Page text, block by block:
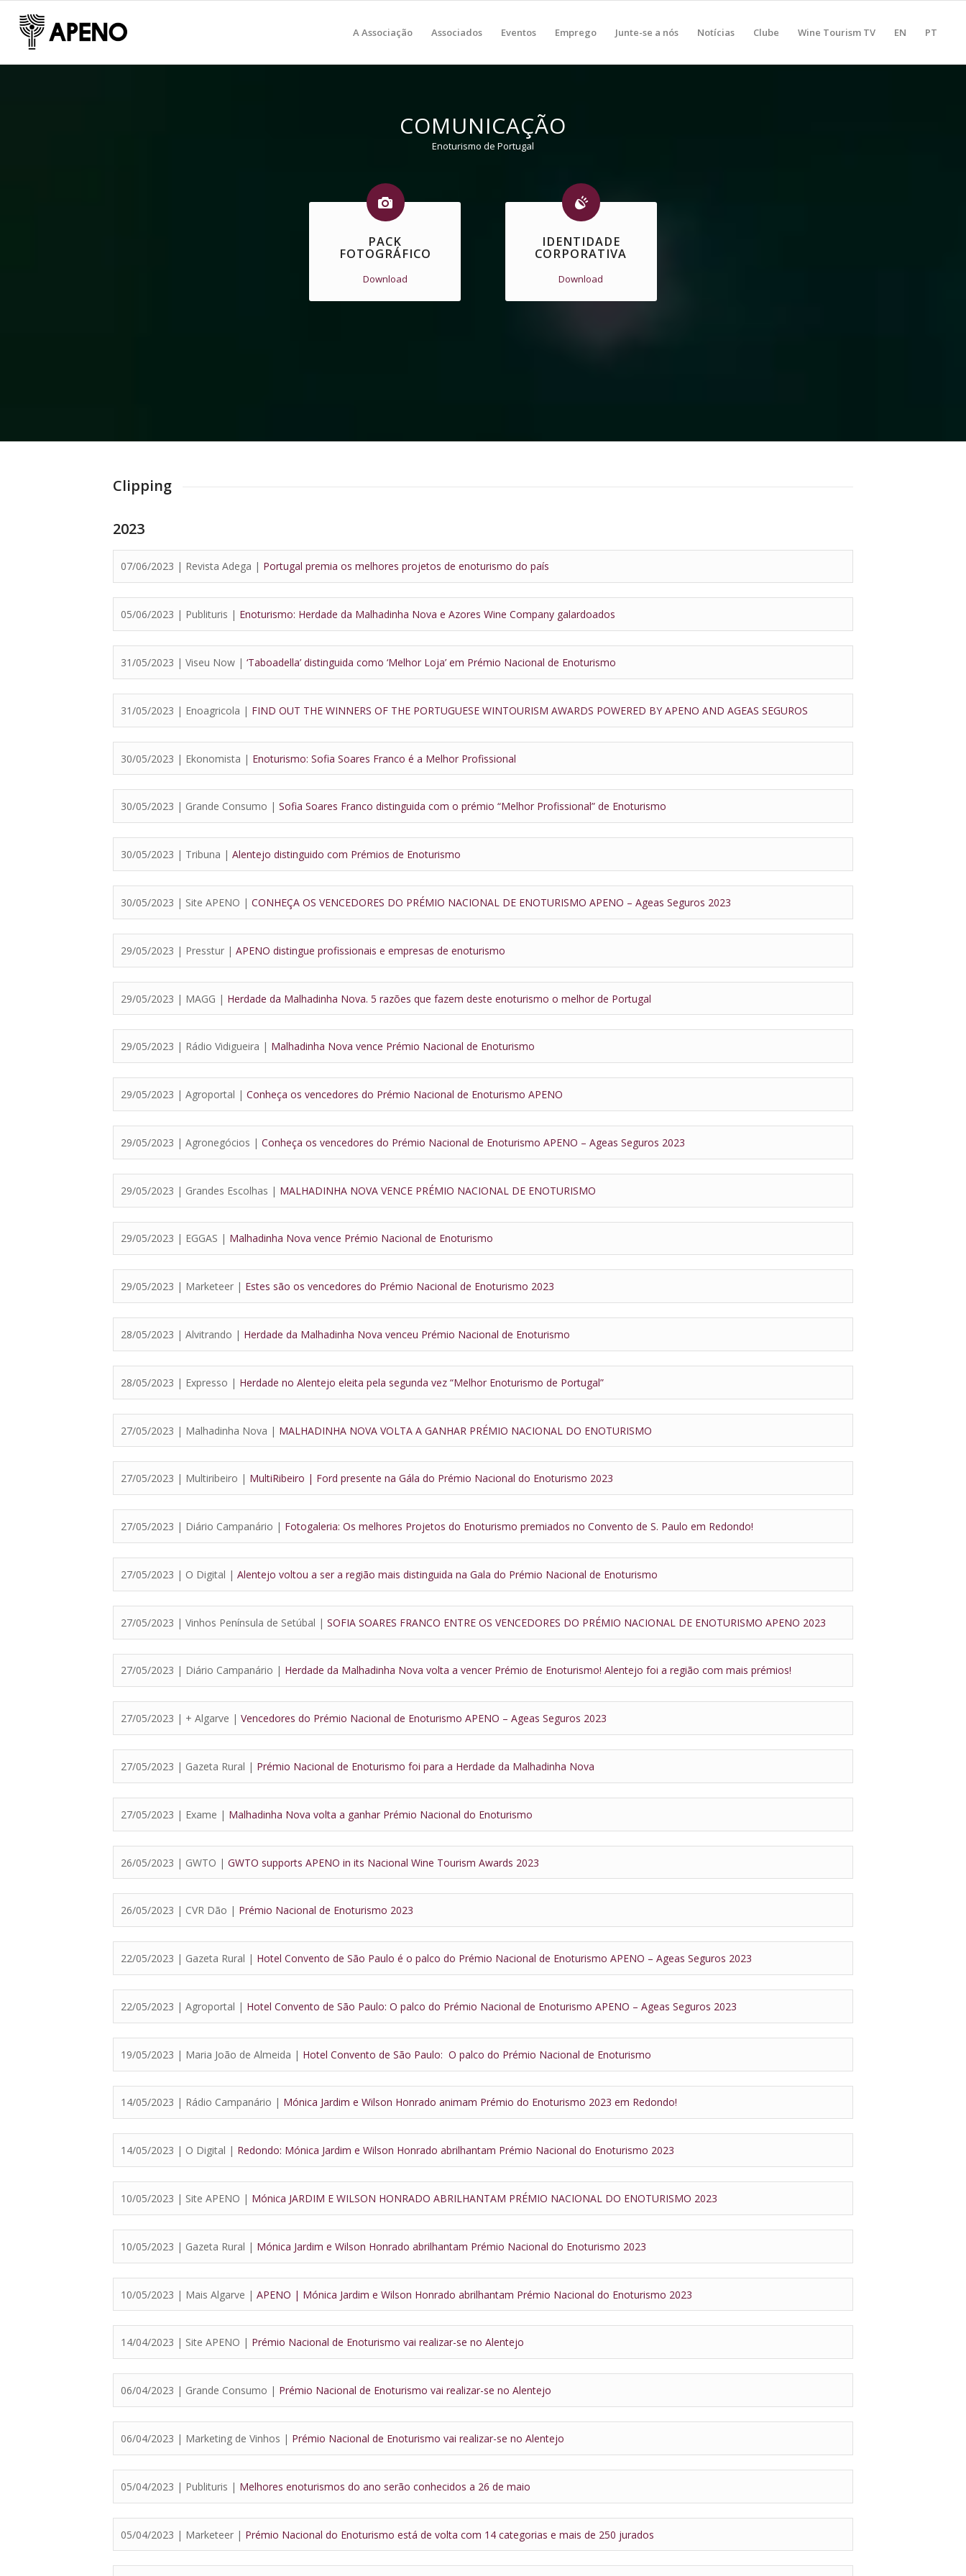
A Associação Associados Eventos Emprego Junte-se a nós Notícias Clube Wine Tourism TV EN PT
COMUNICAÇÃO
Enoturismo de Portugal
PACK
FOTOGRÁFICO
Download
IDENTIDADE
CORPORATIVA
Download
Clipping
2023
07/06/2023 | Revista Adega | Portugal premia os melhores projetos de enoturismo do país
05/06/2023 | Publituris | Enoturismo: Herdade da Malhadinha Nova e Azores Wine Company galardoados
31/05/2023 | Viseu Now | ‘Taboadella’ distinguida como ‘Melhor Loja’ em Prémio Nacional de Enoturismo
31/05/2023 | Enoagricola | FIND OUT THE WINNERS OF THE PORTUGUESE WINTOURISM AWARDS POWERED BY APENO AND AGEAS SEGUROS
30/05/2023 | Ekonomista | Enoturismo: Sofia Soares Franco é a Melhor Profissional
30/05/2023 | Grande Consumo | Sofia Soares Franco distinguida com o prémio “Melhor Profissional” de Enoturismo
30/05/2023 | Tribuna | Alentejo distinguido com Prémios de Enoturismo
30/05/2023 | Site APENO | CONHEÇA OS VENCEDORES DO PRÉMIO NACIONAL DE ENOTURISMO APENO – Ageas Seguros 2023
29/05/2023 | Presstur | APENO distingue profissionais e empresas de enoturismo
29/05/2023 | MAGG | Herdade da Malhadinha Nova. 5 razões que fazem deste enoturismo o melhor de Portugal
29/05/2023 | Rádio Vidigueira | Malhadinha Nova vence Prémio Nacional de Enoturismo
29/05/2023 | Agroportal | Conheça os vencedores do Prémio Nacional de Enoturismo APENO
29/05/2023 | Agronegócios | Conheça os vencedores do Prémio Nacional de Enoturismo APENO – Ageas Seguros 2023
29/05/2023 | Grandes Escolhas | MALHADINHA NOVA VENCE PRÉMIO NACIONAL DE ENOTURISMO
29/05/2023 | EGGAS | Malhadinha Nova vence Prémio Nacional de Enoturismo
29/05/2023 | Marketeer | Estes são os vencedores do Prémio Nacional de Enoturismo 2023
28/05/2023 | Alvitrando | Herdade da Malhadinha Nova venceu Prémio Nacional de Enoturismo
28/05/2023 | Expresso | Herdade no Alentejo eleita pela segunda vez “Melhor Enoturismo de Portugal”
27/05/2023 | Malhadinha Nova | MALHADINHA NOVA VOLTA A GANHAR PRÉMIO NACIONAL DO ENOTURISMO
27/05/2023 | Multiribeiro | MultiRibeiro | Ford presente na Gála do Prémio Nacional do Enoturismo 2023
27/05/2023 | Diário Campanário | Fotogaleria: Os melhores Projetos do Enoturismo premiados no Convento de S. Paulo em Redondo!
27/05/2023 | O Digital | Alentejo voltou a ser a região mais distinguida na Gala do Prémio Nacional de Enoturismo
27/05/2023 | Vinhos Península de Setúbal | SOFIA SOARES FRANCO ENTRE OS VENCEDORES DO PRÉMIO NACIONAL DE ENOTURISMO APENO 2023
27/05/2023 | Diário Campanário | Herdade da Malhadinha Nova volta a vencer Prémio de Enoturismo! Alentejo foi a região com mais prémios!
27/05/2023 | + Algarve | Vencedores do Prémio Nacional de Enoturismo APENO – Ageas Seguros 2023
27/05/2023 | Gazeta Rural | Prémio Nacional de Enoturismo foi para a Herdade da Malhadinha Nova
27/05/2023 | Exame | Malhadinha Nova volta a ganhar Prémio Nacional do Enoturismo
26/05/2023 | GWTO | GWTO supports APENO in its Nacional Wine Tourism Awards 2023
26/05/2023 | CVR Dão | Prémio Nacional de Enoturismo 2023
22/05/2023 | Gazeta Rural | Hotel Convento de São Paulo é o palco do Prémio Nacional de Enoturismo APENO – Ageas Seguros 2023
22/05/2023 | Agroportal | Hotel Convento de São Paulo: O palco do Prémio Nacional de Enoturismo APENO – Ageas Seguros 2023
19/05/2023 | Maria João de Almeida | Hotel Convento de São Paulo: O palco do Prémio Nacional de Enoturismo
14/05/2023 | Rádio Campanário | Mónica Jardim e Wilson Honrado animam Prémio do Enoturismo 2023 em Redondo!
14/05/2023 | O Digital | Redondo: Mónica Jardim e Wilson Honrado abrilhantam Prémio Nacional do Enoturismo 2023
10/05/2023 | Site APENO | Mónica JARDIM E WILSON HONRADO ABRILHANTAM PRÉMIO NACIONAL DO ENOTURISMO 2023
10/05/2023 | Gazeta Rural | Mónica Jardim e Wilson Honrado abrilhantam Prémio Nacional do Enoturismo 2023
10/05/2023 | Mais Algarve | APENO | Mónica Jardim e Wilson Honrado abrilhantam Prémio Nacional do Enoturismo 2023
14/04/2023 | Site APENO | Prémio Nacional de Enoturismo vai realizar-se no Alentejo
06/04/2023 | Grande Consumo | Prémio Nacional de Enoturismo vai realizar-se no Alentejo
06/04/2023 | Marketing de Vinhos | Prémio Nacional de Enoturismo vai realizar-se no Alentejo
05/04/2023 | Publituris | Melhores enoturismos do ano serão conhecidos a 26 de maio
05/04/2023 | Marketeer | Prémio Nacional do Enoturismo está de volta com 14 categorias e mais de 250 jurados